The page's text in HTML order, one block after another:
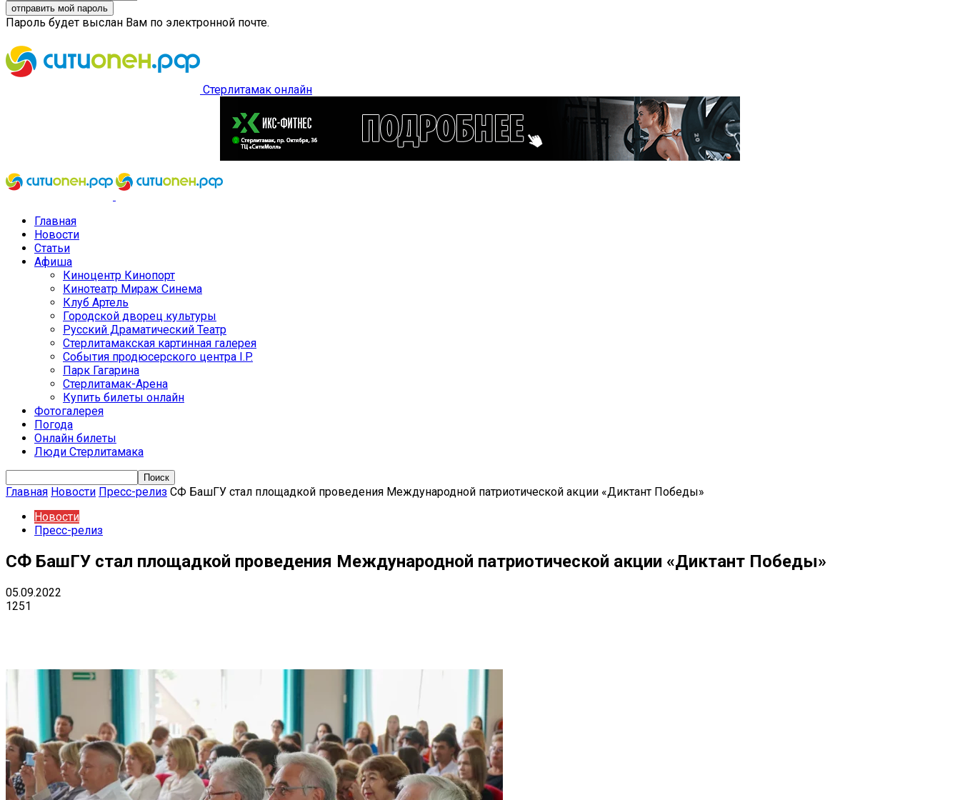
Пароль будет выслан Вам по электронной почте.
Стерлитамак онлайн
Главная
Новости
Статьи
Афиша
Киноцентр Кинопорт
Кинотеатр Мираж Синема
Клуб Артель
Городской дворец культуры
Русский Драматический Театр
Стерлитамакская картинная галерея
События продюсерского центра I.P.
Парк Гагарина
Стерлитамак-Арена
Купить билеты онлайн
Фотогалерея
Погода
Онлайн билеты
Люди Стерлитамака
Главная Новости Пресс-релиз СФ БашГУ стал площадкой проведения Международной патриотической акции «Диктант Победы»
Новости
Пресс-релиз
СФ БашГУ стал площадкой проведения Международной патриотической акции «Диктант Победы»
05.09.2022
1251